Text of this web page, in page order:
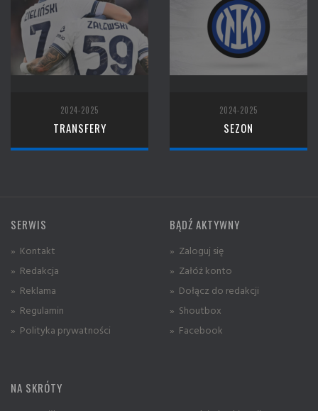
2024-2025
TRANSFERY
2024-2025
SEZON
SERWIS
» Kontakt
» Redakcja
» Reklama
» Regulamin
» Polityka prywatności
BĄDŹ AKTYWNY
» Zaloguj się
» Załóż konto
» Dołącz do redakcji
» Shoutbox
» Facebook
NA SKRÓTY